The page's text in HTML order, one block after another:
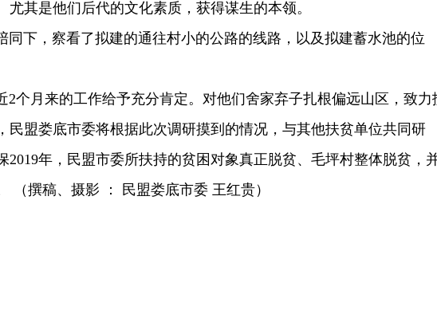
其是他们后代的文化素质，获得谋生的本领。
下，察看了拟建的通往村小的公路的线路，以及拟建蓄水池的位
月来的工作给予充分肯定。对他们舍家弃子扎根偏远山区，致力
民盟娄底市委将根据此次调研摸到的情况，与其他扶贫单位共同研
2019年，民盟市委所扶持的贫困对象真正脱贫、毛坪村整体脱贫，
（撰稿、摄影 ： 民盟娄底市委 王红贵）